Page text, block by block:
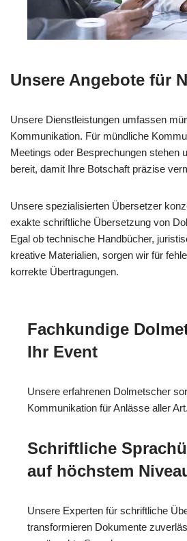
Unsere Angebote für
Unsere Dienstleistungen umfassen
Kommunikation. Für mündliche
Meetings oder Besprechungen stehen
bereit, damit Ihre Botschaft präzise
Unsere spezialisierten Übersetzer
exakte schriftliche Übersetzung von
Egal ob technische Handbücher,
kreative Materialien, sorgen wir für
korrekte Übertragungen.
Fachkundige
Ihr Event
Unsere erfahrenen Dolmetscher
Kommunikation für Anlässe aller Art.
Schriftliche
auf höchstem
Unsere Experten für schriftliche
transformieren Dokumente